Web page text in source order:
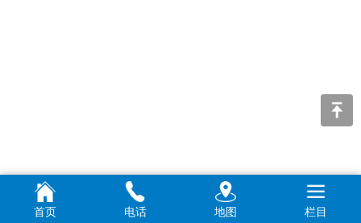
首页 电话 地图 栏目